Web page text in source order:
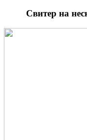
Свитер на